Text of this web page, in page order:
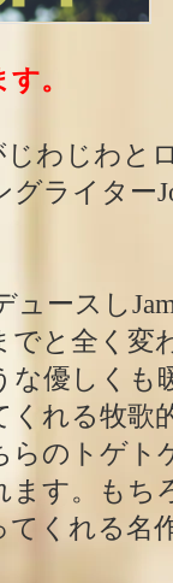
。
じわじわ
ライター
ュースし
と全く変
な優しくも
くれる牧歌
らのトゲト
す。もち
くれる名